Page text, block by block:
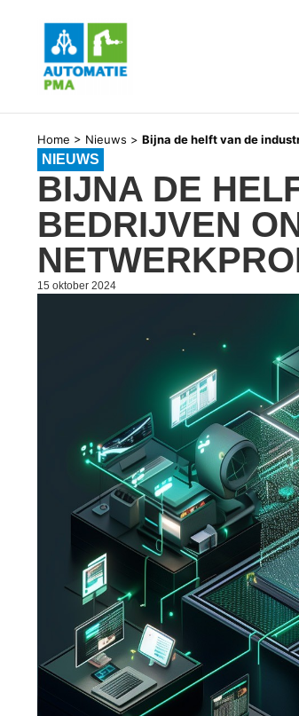
Home > Nieuws > Bijna de helft van de
NIEUWS
BIJNA DE
BEDRIJVEN
15 oktober 2024